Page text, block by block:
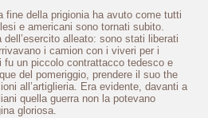
fine della prigionia ha avuto come tutti
e americani sono tornati subito.
alleato: sono stati liberati
i camion con i viveri per i
fu un piccolo contrattacco tedesco e
del pomeriggio, prendere il suo the
all’artiglieria. Era evidente, davanti a
quella guerra non la potevano
gloriosa.